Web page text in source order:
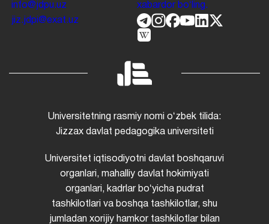
info@jdpu.uz
jiz.jdpi@exat.uz
xabardor boʻling.
Universitetning rasmiy nomi oʻzbek tilida:
Jizzax davlat pedagogika universiteti
Universitet iqtisodiyotni davlat boshqaruvi
organlari, mahalliy davlat hokimiyati
organlari, kadrlar boʻyicha pudrat
tashkilotlari va boshqa tashkilotlar, shu
jumladan xorijiy hamkor tashkilotlar bilan